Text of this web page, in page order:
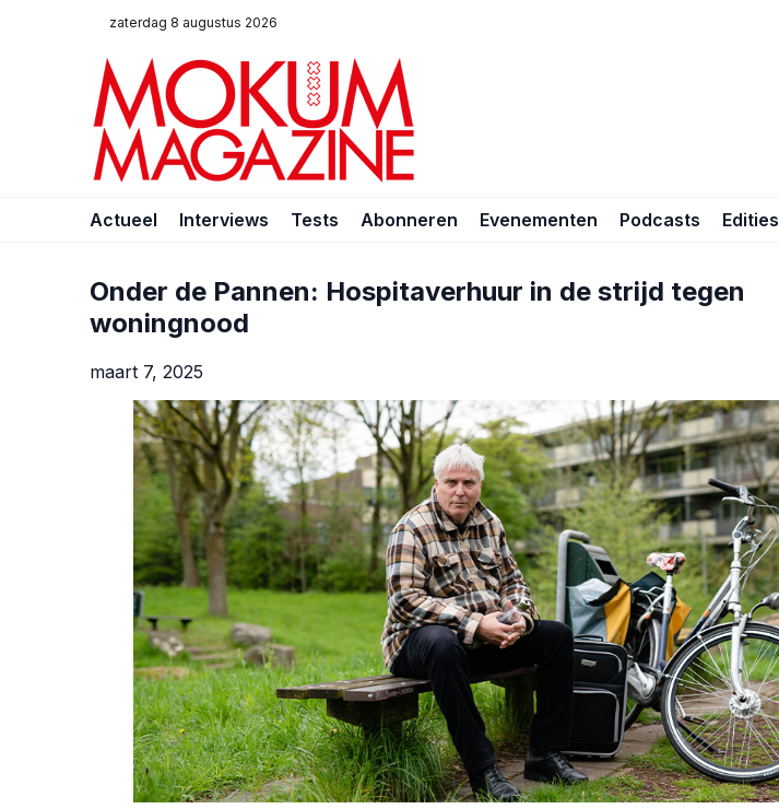
zaterdag 8 augustus 2026
Actueel Interviews Tests Abonneren Evenementen Podcasts Edities
Onder de Pannen: Hospitaverhuur in de strijd tegen
woningnood
maart 7, 2025